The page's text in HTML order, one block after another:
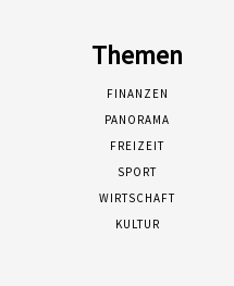
Themen
FINANZEN
PANORAMA
FREIZEIT
SPORT
WIRTSCHAFT
KULTUR